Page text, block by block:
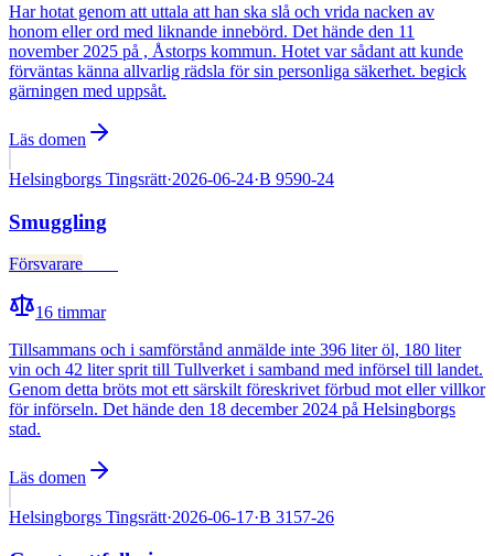
Har hotat genom att uttala att han ska slå och vrida nacken av
honom eller ord med liknande innebörd. Det hände den 11
november 2025 på , Åstorps kommun. Hotet var sådant att kunde
förväntas känna allvarlig rädsla för sin personliga säkerhet. begick
gärningen med uppsåt.
Läs domen
Helsingborgs Tingsrätt·2026-06-24·B 9590-24
Smuggling
Försvarare
16 timmar
Tillsammans och i samförstånd anmälde inte 396 liter öl, 180 liter
vin och 42 liter sprit till Tullverket i samband med införsel till landet.
Genom detta bröts mot ett särskilt föreskrivet förbud mot eller villkor
för införseln. Det hände den 18 december 2024 på Helsingborgs
stad.
Läs domen
Helsingborgs Tingsrätt·2026-06-17·B 3157-26